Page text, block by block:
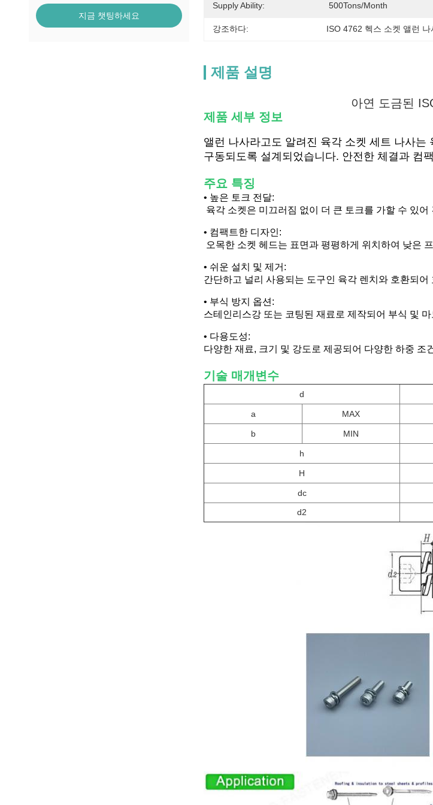
지금 챗팅하세요
Supply Ability: 500Tons/month
강조하다: ISO 4762 헥스 소켓 앨런 나
제품 설명
아연 도금된
제품 세부 정보
앨런 나사라고도 알려진 육각 소켓 세트 나사
구동되도록 설계되었습니다. 안전한 체결과 컴
주요 특징
• 높은 토크 전달:
육각 소켓은 미끄러짐 없이 더 큰 토크를 가할 수 있
• 컴팩트한 디자인:
오목한 소켓 헤드는 표면과 평평하게 위치하여 낮은
• 쉬운 설치 및 제거:
간단하고 널리 사용되는 도구인 육각 렌치와 호환되
• 부식 방지 옵션:
스테인리스강 또는 코팅된 재료로 제작되어 부식 및
• 다용도성:
다양한 재료, 크기 및 강도로 제공되어 다양한 하중 조
기술 매개변수
d
a MAX
b MIN
h
H
dc
d2